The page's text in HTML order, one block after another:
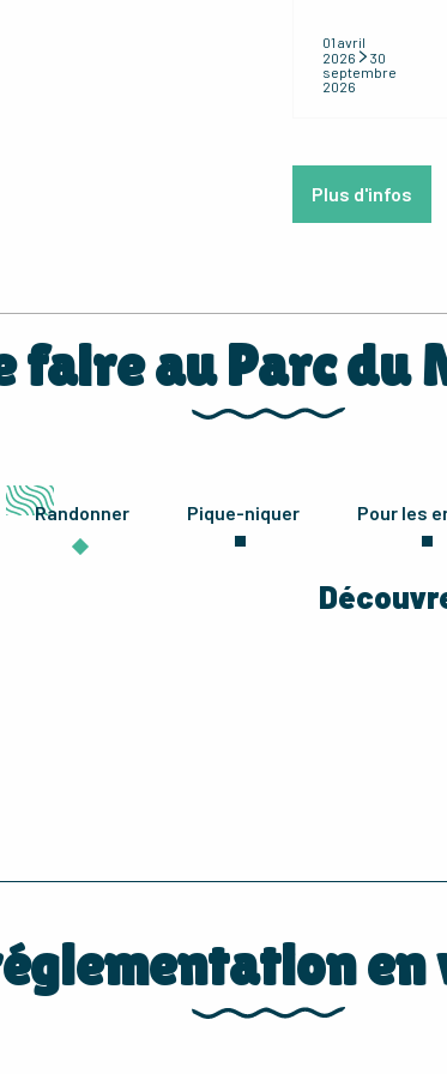
01 avril
2026
30
septembre
2026
Plus d'infos
faire au Parc du
Randonner Pique-niquer Pour les
en